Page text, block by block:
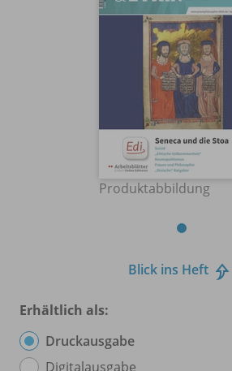
Produktabbildung
Blick ins Heft
Erhältlich als:
Druckausgabe
Digitalausgabe